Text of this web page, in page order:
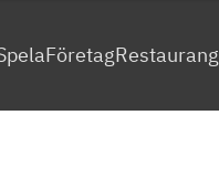
FöretagRestaurang